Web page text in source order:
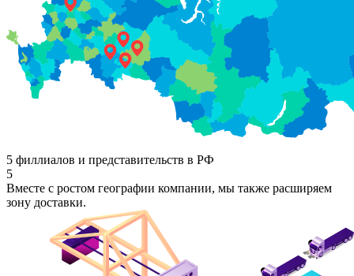
5 филлиалов и представительств в РФ
5
Вместе с ростом географии компании, мы также расширяем
зону доставки.